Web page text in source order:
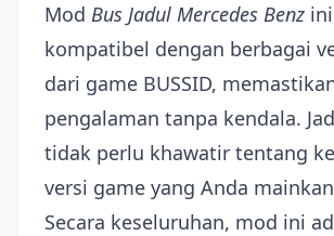
Mod Bus Jadul Mercedes Benz ini
kompatibel dengan berbagai
dari game BUSSID,
pengalaman tanpa kendala.
tidak perlu khawatir tentang
versi game yang Anda
Secara keseluruhan, mod ini